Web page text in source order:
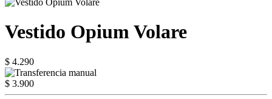
Vestido Opium Volare
$ 4.290
$ 3.900